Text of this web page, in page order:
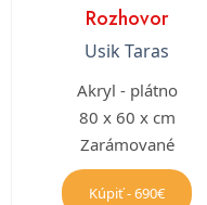
Rozhovor
Usik Taras
Akryl - plátno
80 x 60 x cm
Zarámované
Kúpiť - 690€